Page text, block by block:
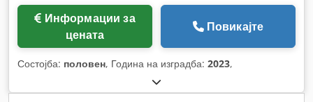
цената
Повикајте
Состојба: половен, Година на изградба: 2023,